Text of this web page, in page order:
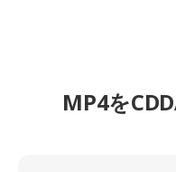
MP4を